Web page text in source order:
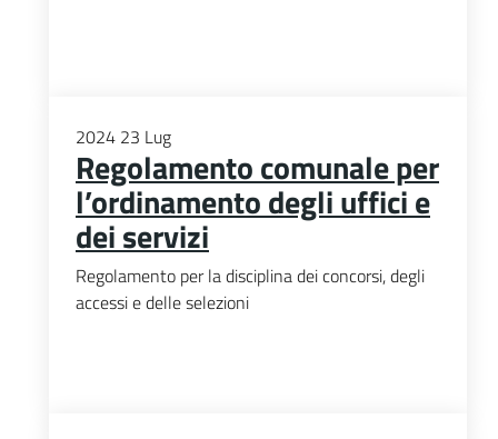
2024 23 Lug
Regolamento comunale per
l’ordinamento degli uffici e
dei servizi
Regolamento per la disciplina dei concorsi, degli
accessi e delle selezioni